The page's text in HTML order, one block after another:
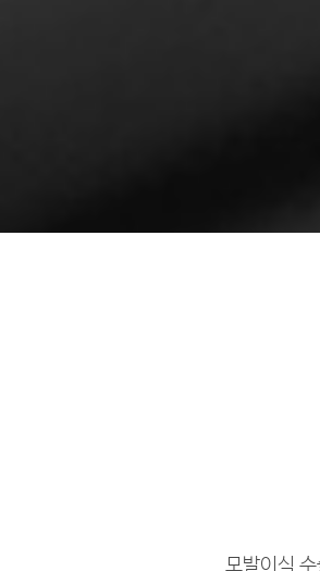
모발이식